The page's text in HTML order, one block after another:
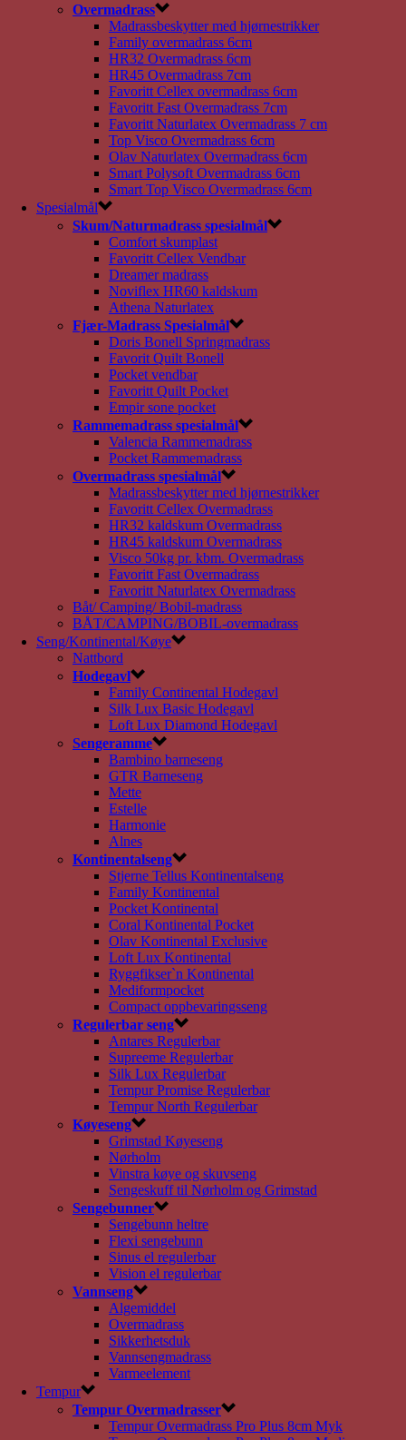
Overmadrass
Madrassbeskytter med hjørnestrikker
Family overmadrass 6cm
HR32 Overmadrass 6cm
HR45 Overmadrass 7cm
Favoritt Cellex overmadrass 6cm
Favoritt Fast Overmadrass 7cm
Favoritt Naturlatex Overmadrass 7 cm
Top Visco Overmadrass 6cm
Olav Naturlatex Overmadrass 6cm
Smart Polysoft Overmadrass 6cm
Smart Top Visco Overmadrass 6cm
Spesialmål
Skum/Naturmadrass spesialmål
Comfort skumplast
Favoritt Cellex Vendbar
Dreamer madrass
Noviflex HR60 kaldskum
Athena Naturlatex
Fjær-Madrass Spesialmål
Doris Bonell Springmadrass
Favorit Quilt Bonell
Pocket vendbar
Favoritt Quilt Pocket
Empir sone pocket
Rammemadrass spesialmål
Valencia Rammemadrass
Pocket Rammemadrass
Overmadrass spesialmål
Madrassbeskytter med hjørnestrikker
Favoritt Cellex Overmadrass
HR32 kaldskum Overmadrass
HR45 kaldskum Overmadrass
Visco 50kg pr. kbm. Overmadrass
Favoritt Fast Overmadrass
Favoritt Naturlatex Overmadrass
Båt/ Camping/ Bobil-madrass
BÅT/CAMPING/BOBIL-overmadrass
Seng/Kontinental/Køye
Nattbord
Hodegavl
Family Continental Hodegavl
Silk Lux Basic Hodegavl
Loft Lux Diamond Hodegavl
Sengeramme
Bambino barneseng
GTR Barneseng
Mette
Estelle
Harmonie
Alnes
Kontinentalseng
Stjerne Tellus Kontinentalseng
Family Kontinental
Pocket Kontinental
Coral Kontinental Pocket
Olav Kontinental Exclusive
Loft Lux Kontinental
Ryggfikser`n Kontinental
Mediformpocket
Compact oppbevaringsseng
Regulerbar seng
Antares Regulerbar
Supreeme Regulerbar
Silk Lux Regulerbar
Tempur Promise Regulerbar
Tempur North Regulerbar
Køyeseng
Grimstad Køyeseng
Nørholm
Vinstra køye og skuvseng
Sengeskuff til Nørholm og Grimstad
Sengebunner
Sengebunn heltre
Flexi sengebunn
Sinus el regulerbar
Vision el regulerbar
Vannseng
Algemiddel
Overmadrass
Sikkerhetsduk
Vannsengmadrass
Varmeelement
Tempur
Tempur Overmadrasser
Tempur Overmadrass Pro Plus 8cm Myk